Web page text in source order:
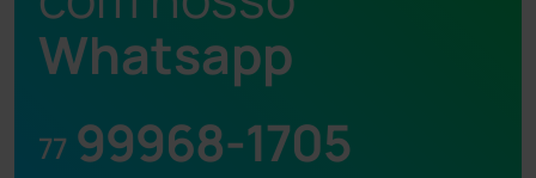
Whatsapp
77 99968-1705